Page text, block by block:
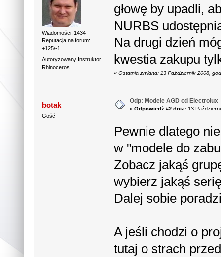
Wiadomości: 1434
Reputacja na forum:
+125/-1
Autoryzowany Instruktor
Rhinoceros
głowę by upadli,
NURBS
Na drugi dzień
kwestia zakupu
«Ostatnia zmiana: 13 Październik 2008,
botak
Gość
Odp: Modele AGD od Electrolux
«Odpowiedź #2 dnia: 13
Pewnie dlatego
w "modele do
Zobacz jakąś
wybierz jakąś
Dalej sobie
A jeśli chodzi o
tutaj o strach